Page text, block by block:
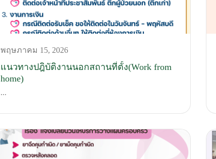
พฤษภาคม 15, 2026
แนวทางปฎิบัติงานนอกสถานที่ตั้ง(Work from
home)
...